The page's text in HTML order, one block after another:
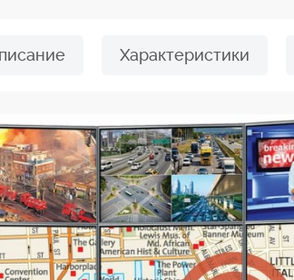
Характеристики